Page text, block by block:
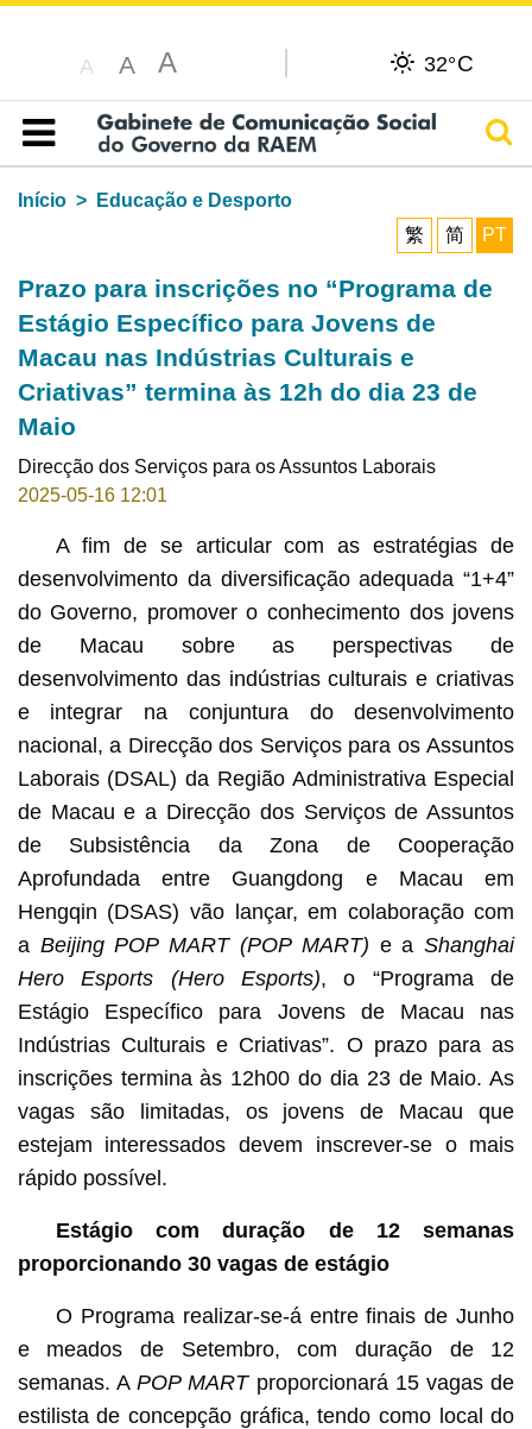
A A A 32°C
Índice
Início
Educação e Desporto
繁
简 PT
Prazo para inscrições no “Programa de
Estágio Específico para Jovens de
Macau nas Indústrias Culturais e
Criativas” termina às 12h do dia 23 de
Maio
Direcção dos Serviços para os Assuntos Laborais
2025-05-16 12:01
A fim de se articular com as estratégias de
desenvolvimento da diversificação adequada “1+4”
do Governo, promover o conhecimento dos jovens
de Macau sobre as perspectivas de
desenvolvimento das indústrias culturais e criativas
e integrar na conjuntura do desenvolvimento
nacional, a Direcção dos Serviços para os Assuntos
Laborais (DSAL) da Região Administrativa Especial
de Macau e a Direcção dos Serviços de Assuntos
de Subsistência da Zona de Cooperação
Aprofundada entre Guangdong e Macau em
Hengqin (DSAS) vão lançar, em colaboração com
a Beijing POP MART (POP MART) e aShanghai
Hero Esports (Hero Esports), o “Programa de
Estágio Específico para Jovens de Macau nas
Indústrias Culturais e Criativas”. O prazo para as
inscrições termina às 12h00 do dia 23 de Maio. As
vagas são limitadas, os jovens de Macau que
estejam interessados devem inscrever-se o mais
rápido possível.
Estágio com duração de 12 semanas
proporcionando 30 vagas de estágio
O Programa realizar-se-á entre finais de Junho
e meados de Setembro, com duração de 12
semanas. APOP MARTproporcionará 15 vagas de
estilista de concepção gráfica, tendo como local do